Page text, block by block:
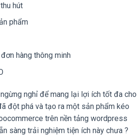
hút
phẩm
hàng thông minh
nghỉ để mang lại lợi ích tốt đa cho
đột phá và tạo ra một sản phẩm kéo
trên nền tảng wordpress
sàng trải nghiệm tiện ích này chưa ?